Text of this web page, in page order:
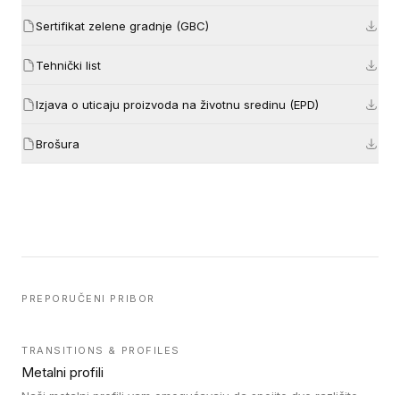
Sertifikat zelene gradnje (GBC)
Tehnički list
Izjava o uticaju proizvoda na životnu sredinu (EPD)
Brošura
PREPORUČENI PRIBOR
TRANSITIONS & PROFILES
Metalni profili